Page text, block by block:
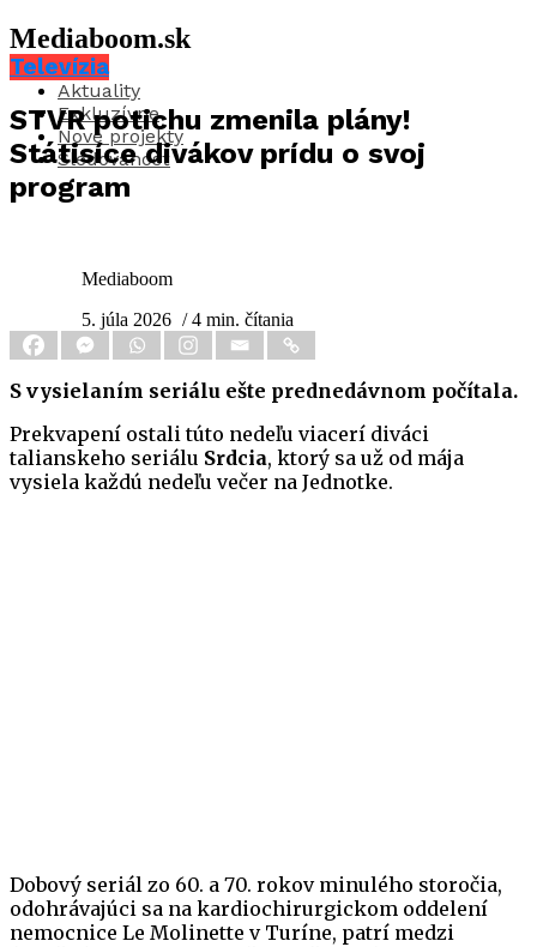
Mediaboom.sk
Aktuality
Exkluzívne
Nové projekty
Sledovanosť
Televízia
STVR potichu zmenila plány!
Státisíce divákov prídu o svoj
program
Mediaboom
5. júla 2026 / 4 min. čítania
S vysielaním seriálu ešte prednedávnom počítala.
Prekvapení ostali túto nedeľu viacerí diváci
talianskeho seriálu Srdcia, ktorý sa už od mája
vysiela každú nedeľu večer na Jednotke.
Dobový seriál zo 60. a 70. rokov minulého storočia,
odohrávajúci sa na kardiochirurgickom oddelení
nemocnice Le Molinette v Turíne, patrí medzi